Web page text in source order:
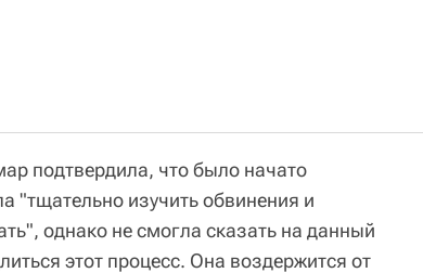
подтвердила, что было начато
"тщательно изучить обвинения и
однако не смогла сказать на данный
этот процесс. Она воздержится от